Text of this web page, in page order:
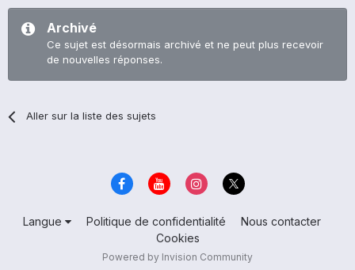
Archivé
Ce sujet est désormais archivé et ne peut plus recevoir
de nouvelles réponses.
Aller sur la liste des sujets
Langue Politique de confidentialité
Nous contacter
Cookies
Powered by Invision Community